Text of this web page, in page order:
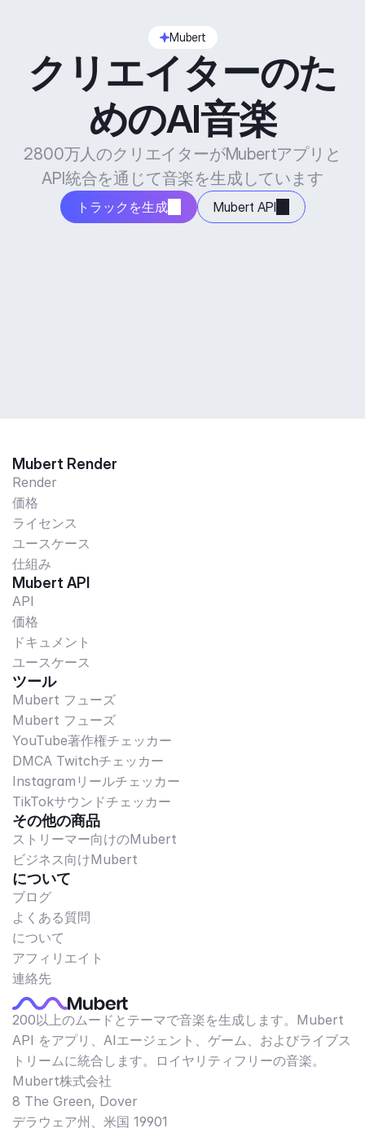
Mubert
クリエイターのた
めのAI音楽
2800万人のクリエイターがMubertアプリと
API統合を通じて音楽を生成しています
トラックを生成 Mubert API
Mubert Render
Render
価格
ライセンス
ユースケース
仕組み
Mubert API
API
価格
ドキュメント
ユースケース
ツール
Mubert フューズ
Mubert フューズ
YouTube著作権チェッカー
DMCA Twitchチェッカー
Instagramリールチェッカー
TikTokサウンドチェッカー
その他の商品
ストリーマー向けのMubert
ビジネス向けMubert
について
ブログ
よくある質問
について
アフィリエイト
連絡先
200以上のムードとテーマで音楽を生成します。Mubert
API をアプリ、AIエージェント、ゲーム、およびライブス
トリームに統合します。ロイヤリティフリーの音楽。
Mubert株式会社
8 The Green, Dover
デラウェア州、米国 19901​